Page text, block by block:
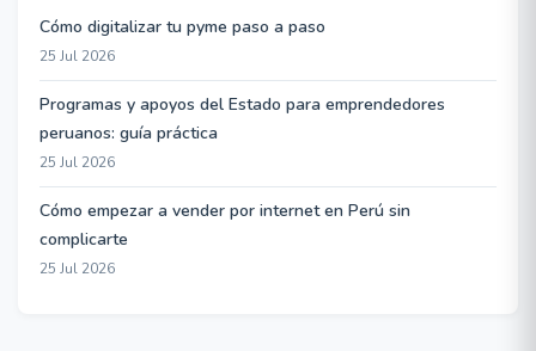
Cómo digitalizar tu pyme paso a paso
25 Jul 2026
Programas y apoyos del Estado para emprendedores
peruanos: guía práctica
25 Jul 2026
Cómo empezar a vender por internet en Perú sin
complicarte
25 Jul 2026